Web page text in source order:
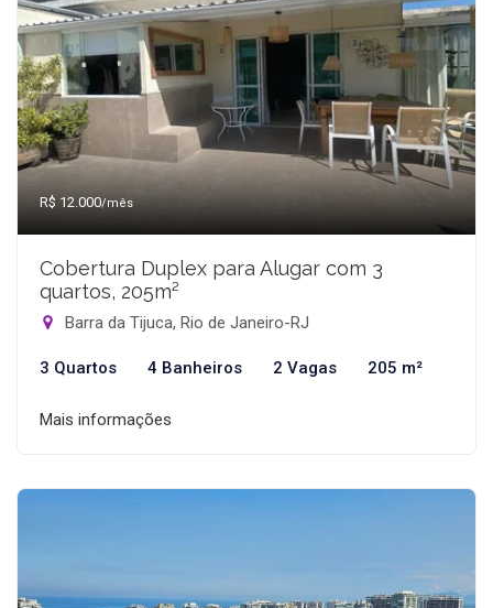
R$ 12.000/mês
Cobertura Duplex para Alugar com 3
quartos, 205m²
Barra da Tijuca, Rio de Janeiro-RJ
3 Quartos 4 Banheiros 2 Vagas 205 m²
Mais informações